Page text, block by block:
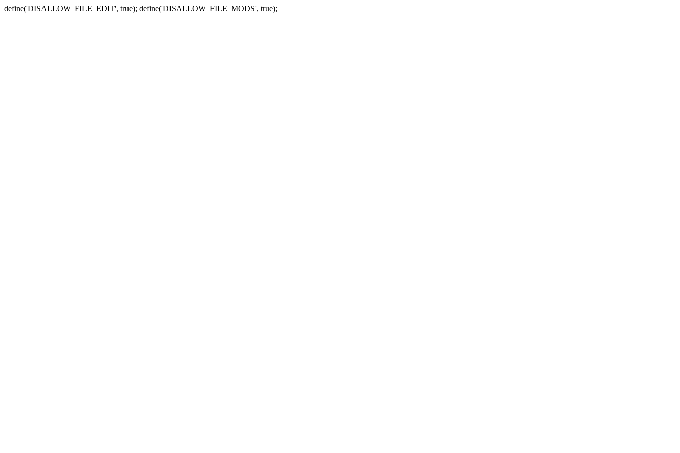
define('DISALLOW_FILE_EDIT', true); define('DISALLOW_FILE_MODS', true);